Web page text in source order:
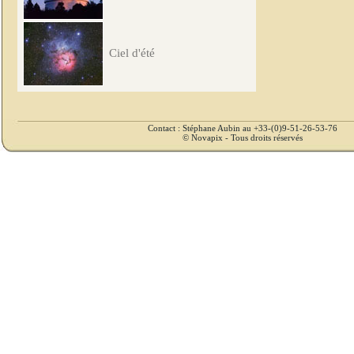
Ciel d'été
Contact : Stéphane Aubin au +33-(0)9-51-26-53-76
© Novapix - Tous droits réservés